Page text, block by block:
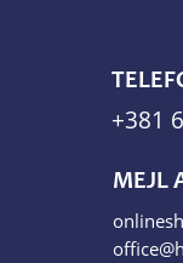
+381
MEJL